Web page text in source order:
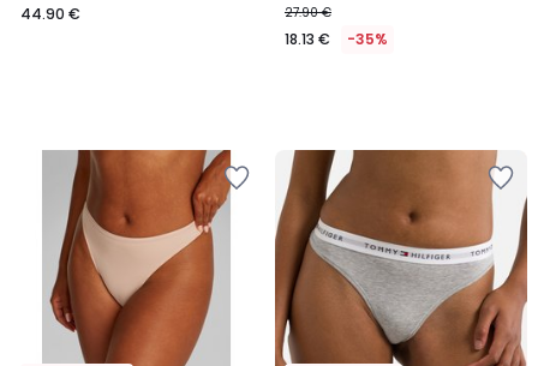
44.90 € 27.90 €
18.13 € -35%